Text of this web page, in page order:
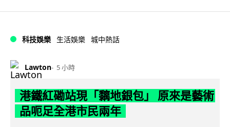
科技娛樂 生活娛樂 城中熱話
Lawton 5 小時
港鐵紅磡站現「黐地銀包」 原來是藝術
品呃足全港市民兩年